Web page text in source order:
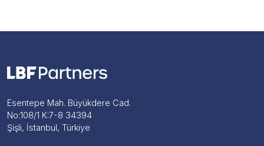
Esentepe Mah. Büyükdere Cad.
No:108/1 K:7-8 34394
Şişli, İstanbul, Türkiye